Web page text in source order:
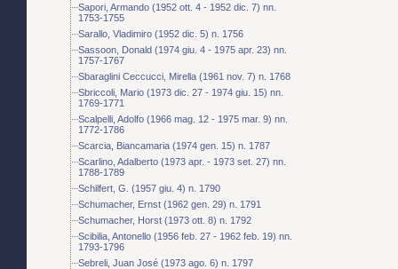
Sapori, Armando (1952 ott. 4 - 1952 dic. 7) nn.
1753-1755
Sarallo, Vladimiro (1952 dic. 5) n. 1756
Sassoon, Donald (1974 giu. 4 - 1975 apr. 23) nn.
1757-1767
Sbaraglini Ceccucci, Mirella (1961 nov. 7) n. 1768
Sbriccoli, Mario (1973 dic. 27 - 1974 giu. 15) nn.
1769-1771
Scalpelli, Adolfo (1966 mag. 12 - 1975 mar. 9) nn.
1772-1786
Scarcia, Biancamaria (1974 gen. 15) n. 1787
Scarlino, Adalberto (1973 apr. - 1973 set. 27) nn.
1788-1789
Schilfert, G. (1957 giu. 4) n. 1790
Schumacher, Ernst (1962 gen. 29) n. 1791
Schumacher, Horst (1973 ott. 8) n. 1792
Scibilia, Antonello (1956 feb. 27 - 1962 feb. 19) nn.
1793-1796
Sebreli, Juan José (1973 ago. 6) n. 1797